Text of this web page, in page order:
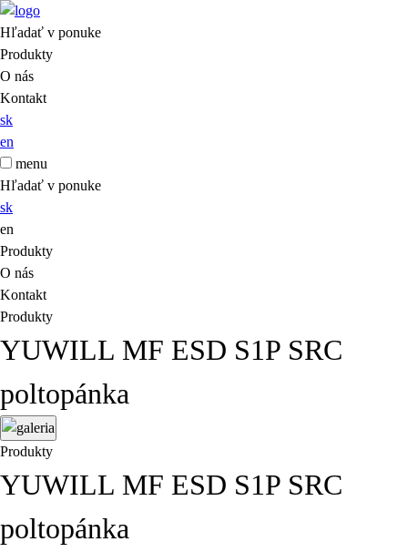
Hľadať v ponuke
Produkty
O nás
Kontakt
sk
en
menu
Hľadať v ponuke
sk
en
Produkty
O nás
Kontakt
Produkty
YUWILL MF ESD S1P SRC
poltopánka
Produkty
YUWILL MF ESD S1P SRC
poltopánka